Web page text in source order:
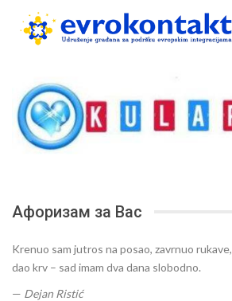
Афоризам за Вас
Krenuo sam jutros na posao, zavrnuo rukave,
dao krv – sad imam dva dana slobodno.
— Dejan Ristić